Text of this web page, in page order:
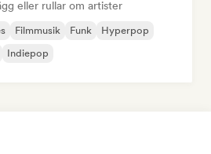
eller rullar om artister
Filmmusik Funk
Hyperpop
Indiepop